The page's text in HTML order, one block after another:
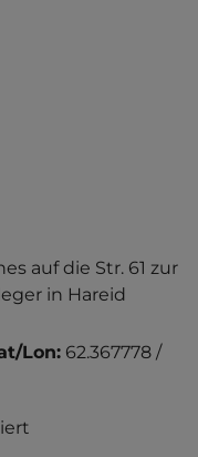
auf die Str. 61 zur
in Hareid
Lon: 62.367778 /